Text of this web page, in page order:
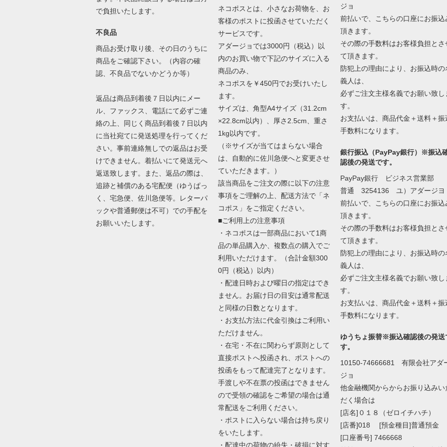
で負担いたします。
不良品
商品お受け取り後、その日のうちに
商品をご確認下さい。（内容の確
認、不良品でないかどうか等）
返品は商品到着後７日以内にメー
ル、ファックス、電話にて必ずご連
絡の上、同じく商品到着後７日以内
に当社宛てに発送処理を行ってくだ
さい。事前連絡無しでの返品はお受
けできません。着払いにて発送元へ
返送致します。また、返品の際は、
追跡と補償のある宅配便（ゆうぱっ
く、宅急便、佐川急便等。レターパ
ックや普通郵便は不可）での手配を
お願いいたします。
ネコポスとは、小さなお荷物を、お
客様のポストに投函させていただく
サービスです。
アダージョでは3000円（税込）以
内のお買い物で下記のサイズに入る
商品のみ、
ネコポスを￥450円でお受けいたし
ます。
サイズは、角型A4サイズ（31.2cm
×22.8cm以内）、厚さ2.5cm、重さ
1kg以内です。
（※サイズが当てはまらない場合
は、自動的に佐川急便へと変更させ
ていただきます。）
該当商品をご注文の際に以下の注意
事項をご理解の上、配送方法で「ネ
コポス」をご指定ください。
■ご利用上の注意事項
・ネコポスは一部商品において1商
品の単品購入か、複数点の購入でご
利用いただけます。（合計金額300
0円（税込）以内）
・配達日時および曜日の指定はでき
ません。お届け日の目安は通常配送
と同様の日数となります。
・お支払方法に代金引換はご利用い
ただけません。
・在宅・不在に関わらず原則として
直接ポストへ投函され、ポストへの
投函をもって配達完了となります。
手渡しや不在票の投函はできません
ので受領の確認をご希望の場合は通
常配送をご利用ください。
・ポストに入らない場合は持ち戻り
をいたします。
・配達中の荷物の紛失・破損に対す
ジョ
前払いで、こちらの口座にお振込
頂きます。
その際の手数料はお客様負担とさ
て頂きます。
防犯上の理由により、お振込時の
義人は、
必ずご注文主様名義でお願い致し
す。
お支払いは、商品代金＋送料＋振
手数料になります。
銀行振込（PayPay銀行）※振込
認後の発送です。
PayPay銀行 ビジネス営業部
普通 3254136 ユ）アダージヨ
前払いで、こちらの口座にお振込
頂きます。
その際の手数料はお客様負担とさ
て頂きます。
防犯上の理由により、お振込時の
義人は、
必ずご注文主様名義でお願い致し
す。
お支払いは、商品代金＋送料＋振
手数料になります。
ゆうちょ振替※振込確認後の発送
す。
10150-74666681 有限会社アダ
ジョ
他金融機関からからお振り込みい
だく場合は
[店名]０１８（ゼロイチハチ）
[店番]018 [預金種目]普通預金
[口座番号] 7466668